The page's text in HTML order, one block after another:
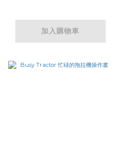
加入購物車